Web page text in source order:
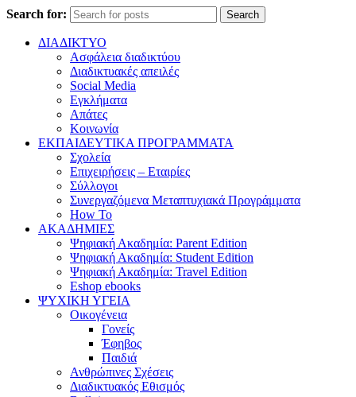
Search for: Search
ΔΙΑΔΙΚΤΥΟ
Ασφάλεια διαδικτύου
Διαδικτυακές απειλές
Social Media
Εγκλήματα
Απάτες
Κοινωνία
ΕΚΠΑΙΔΕΥΤΙΚΑ ΠΡΟΓΡΑΜΜΑΤΑ
Σχολεία
Επιχειρήσεις – Εταιρίες
Σύλλογοι
Συνεργαζόμενα Μεταπτυχιακά Προγράμματα
How To
ΑΚΑΔΗΜΙΕΣ
Ψηφιακή Ακαδημία: Parent Edition
Ψηφιακή Ακαδημία: Student Edition
Ψηφιακή Ακαδημία: Travel Edition
Eshop ebooks
ΨΥΧΙΚΗ ΥΓΕΙΑ
Οικογένεια
Γονείς
Έφηβος
Παιδιά
Ανθρώπινες Σχέσεις
Διαδικτυακός Εθισμός